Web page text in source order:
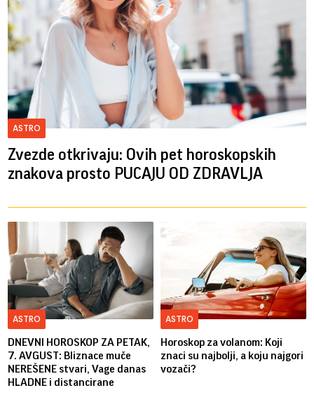
ASTRO
Zvezde otkrivaju: Ovih pet horoskopskih
znakova prosto PUCAJU OD ZDRAVLJA
ASTRO
DNEVNI HOROSKOP ZA PETAK,
7. AVGUST: Bliznace muče
NEREŠENE stvari, Vage danas
HLADNE i distancirane
ASTRO
Horoskop za volanom: Koji
znaci su najbolji, a koju najgori
vozači?